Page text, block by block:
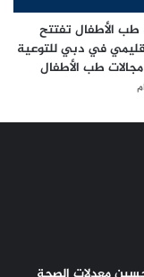
طب الأطفال تفتتح
في دبي للتوعية
طب الأطفال